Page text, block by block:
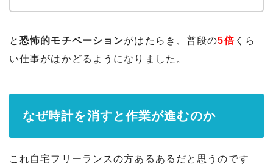
と恐怖的モチベーションがはたらき、普段の5倍くら
い仕事がはかどるようになりました。
なぜ時計を消すと作業が進むのか
これ自宅フリーランスの方あるあるだと思うのです